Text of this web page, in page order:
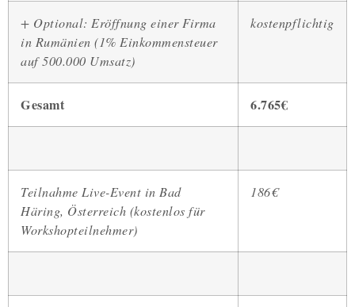
+ Optional: Eröffnung einer Firma
in Rumänien (1% Einkommensteuer
auf 500.000 Umsatz)
kostenpflichtig
Gesamt 6.765€
Teilnahme Live-Event in Bad
Häring, Österreich (kostenlos für
Workshopteilnehmer)
186€